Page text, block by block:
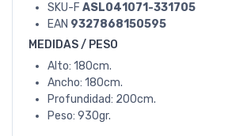
SKU-F ASL041071-331705
EAN 9327868150595
MEDIDAS / PESO
Alto: 180cm.
Ancho: 180cm.
Profundidad: 200cm.
Peso: 930gr.